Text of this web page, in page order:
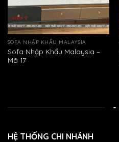
SOFA NHẬP KHẨU MALAYSIA
Sofa Nhập Khẩu Malaysia –
Mã 17
-
HỆ THỐNG CHI NHÁNH